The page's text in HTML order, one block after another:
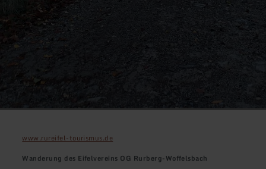
www.rureifel-tourismus.de
Wanderung des Eifelvereins OG Rurberg-Woffelsbach